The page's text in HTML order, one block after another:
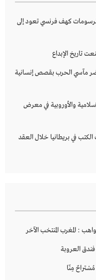
كهف فرنسي تعود إلى
تاريخ الإبداع
مآسي الحرب بقصص إنسانية
والأوروبية في معرض
في بريطانيا خلال العقد
: المغرب المنتخب الآخر
العروبة
مِنّا